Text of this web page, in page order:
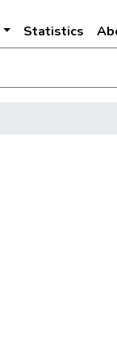
Statistics